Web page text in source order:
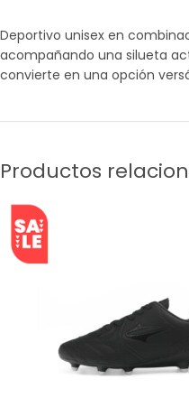
Deportivo unisex en
acompañando una silueta
convierte en una opción
Productos